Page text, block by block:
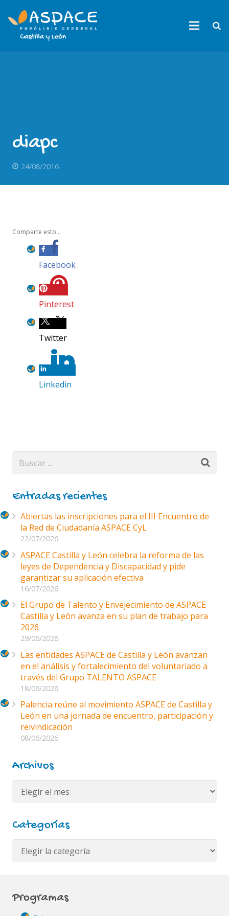
diapc
24/08/2016
Comparte esto...
Facebook
Pinterest
Twitter
Linkedin
Entradas recientes
Abiertas las inscripciones para el III Encuentro de
la Red de Ciudadanía ASPACE CyL
22/07/2026
ASPACE Castilla y León celebra la reforma de las
leyes de Dependencia y Discapacidad y pide
garantizar su aplicación efectiva
16/07/2026
El Grupo de Talento y Envejecimiento de ASPACE
Castilla y León avanza en su plan de trabajo para
2026
29/06/2026
Las entidades ASPACE de Castilla y León avanzan
en el análisis y fortalecimiento del voluntariado a
través del Grupo TALENTO ASPACE
18/06/2026
Palencia reúne al movimiento ASPACE de Castilla y
León en una jornada de encuentro, participación y
reivindicación
08/06/2026
Archivos
Archivos
Categorías
Categorías
Programas